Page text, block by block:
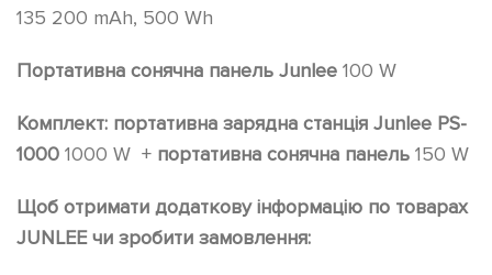
135 200 mAh, 500 Wh
Портативна сонячна панель Junlee 100 W
Комплект: портативна зарядна станція Junlee PS-
1000 1000 W + портативна сонячна панель 150 W
Щоб отримати додаткову інформацію по товарах
JUNLEE чи зробити замовлення: